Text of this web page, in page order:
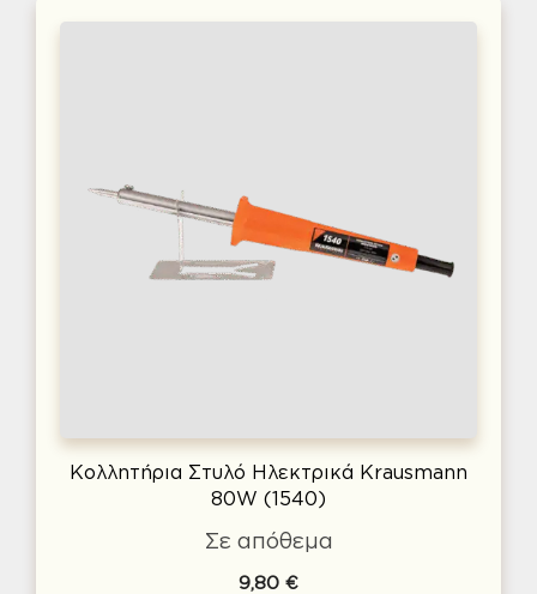
Κολλητήρια Στυλό Ηλεκτρικά Krausmann
80W (1540)
Σε απόθεμα
9,80 €